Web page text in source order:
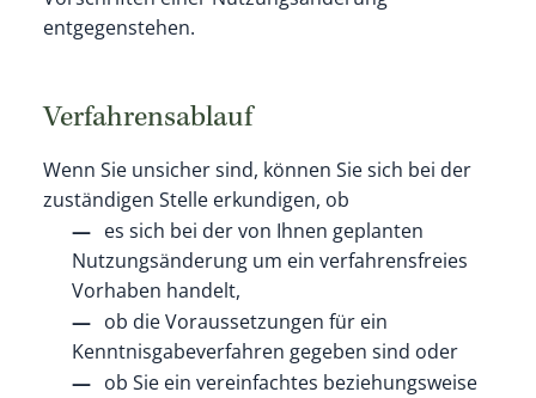
entgegenstehen.
Verfahrensablauf
Wenn Sie unsicher sind, können Sie sich bei der
zuständigen Stelle erkundigen, ob
es sich bei der von Ihnen geplanten
Nutzungsänderung um ein verfahrensfreies
Vorhaben handelt,
ob die Voraussetzungen für ein
Kenntnisgabeverfahren gegeben sind oder
ob Sie ein vereinfachtes beziehungsweise